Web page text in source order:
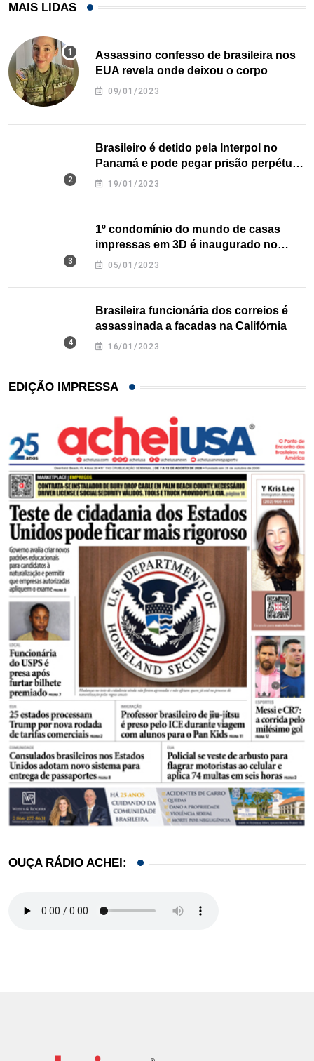
MAIS LIDAS
Assassino confesso de brasileira nos
EUA revela onde deixou o corpo
09/01/2023
Brasileiro é detido pela Interpol no
Panamá e pode pegar prisão perpétua
nos EUA
19/01/2023
1º condomínio do mundo de casas
impressas em 3D é inaugurado no
Texas
05/01/2023
Brasileira funcionária dos correios é
assassinada a facadas na Califórnia
16/01/2023
EDIÇÃO IMPRESSA
OUÇA RÁDIO ACHEI: